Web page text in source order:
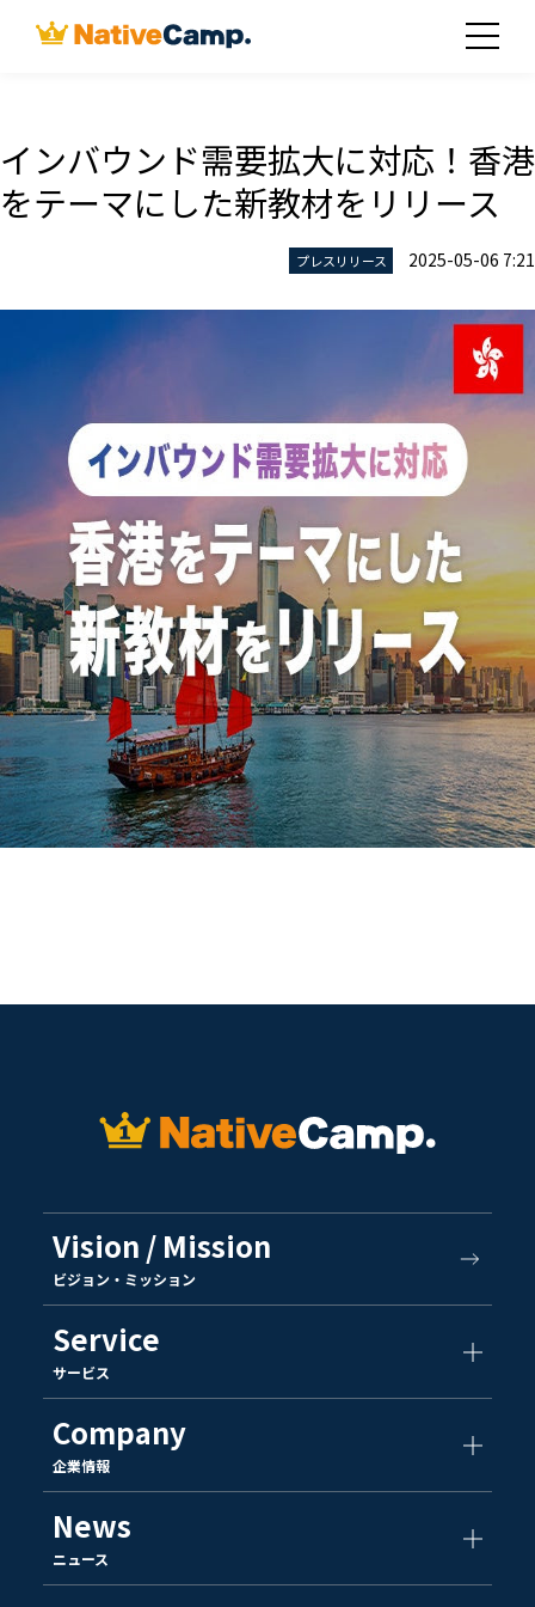
インバウンド需要拡大に対応！香港
をテーマにした新教材をリリース
プレスリリース 2025-05-06 7:21
Vision / Mission
ビジョン・ミッション
Service
サービス
Company
企業情報
News
ニュース